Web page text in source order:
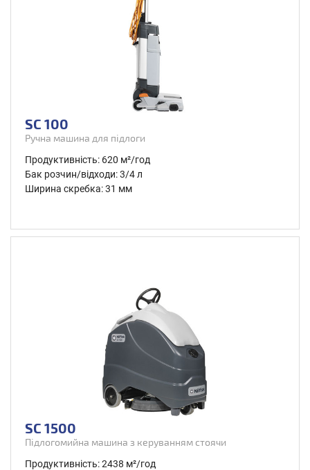
SC 100
Ручна машина для підлоги
Продуктивність: 620 м²/год
Бак розчин/відходи: 3/4 л
Ширина скребка: 31 мм
SC 1500
Підлогомийна машина з керуванням стоячи
Продуктивність: 2438 м²/год